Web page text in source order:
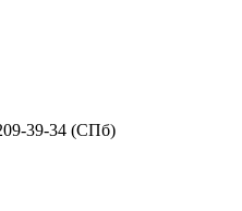
39-34 (СПб)